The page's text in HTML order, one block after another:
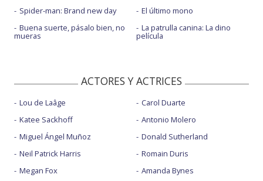
Spider-man: Brand new day
Buena suerte, pásalo bien, no
mueras
El último mono
La patrulla canina: La dino
película
ACTORES Y ACTRICES
Lou de Laâge
Katee Sackhoff
Miguel Ángel Muñoz
Neil Patrick Harris
Megan Fox
Carol Duarte
Antonio Molero
Donald Sutherland
Romain Duris
Amanda Bynes